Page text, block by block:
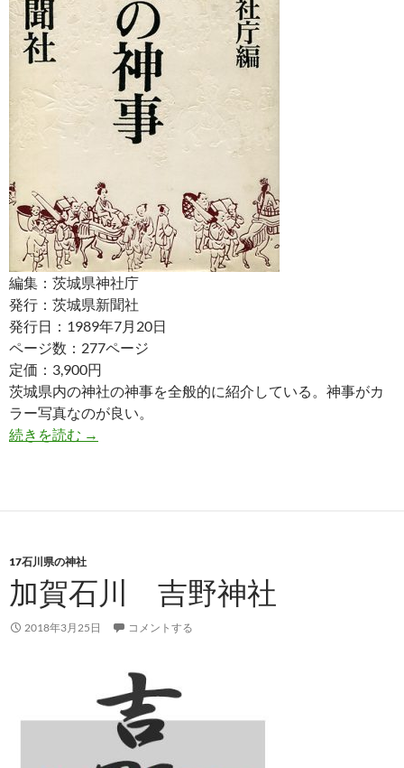
編集：茨城県神社庁
発行：茨城県新聞社
発行日：1989年7月20日
ページ数：277ページ
定価：3,900円
茨城県内の神社の神事を全般的に紹介している。神事がカ
ラー写真なのが良い。
続きを読む 茨城の神事
→
17石川県の神社
加賀石川 吉野神社
2018年3月25日 コメントする